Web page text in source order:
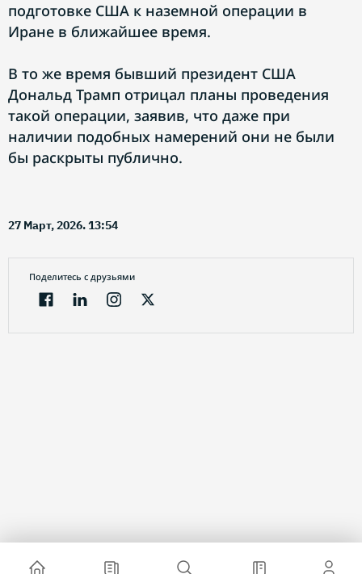
подготовке США к наземной операции в
Иране в ближайшее время.
В то же время бывший президент США
Дональд Трамп отрицал планы проведения
такой операции, заявив, что даже при
наличии подобных намерений они не были
бы раскрыты публично.
27 Март, 2026. 13:54
Поделитесь с друзьями